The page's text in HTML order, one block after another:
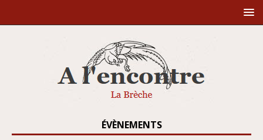
ÉVÈNEMENTS